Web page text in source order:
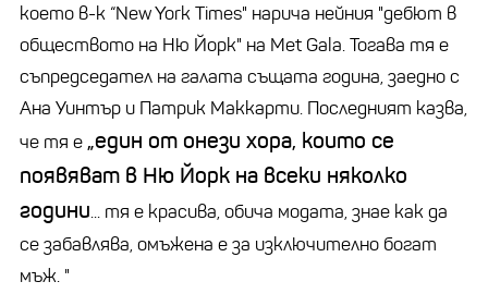
което в-к “New York Times" нарича нейния "дебют в
обществото на Ню Йорк" на Met Gala. Тогава тя е
съпредседател на галата същата година, заедно с
Ана Уинтър и Патрик Маккарти. Последният казва,
че тя е „един от онези хора, които се
появяват в Ню Йорк на всеки няколко
години... тя е красива, обича модата, знае как да
се забавлява, омъжена е за изключително богат
мъж. "